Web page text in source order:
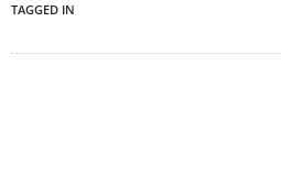
TAGGED IN